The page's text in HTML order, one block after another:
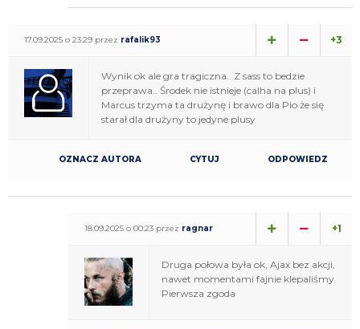
17.09.2025 o 23:29 przez rafalik93 +3
Wynik ok ale gra tragiczna.. Z sass to bedzie
przeprawa.. Środek nie istnieje (calha na plus) i
Marcus trzyma ta drużynę i brawo dla Pio że się
starał dla drużyny to jedyne plusy
OZNACZ AUTORA CYTUJ ODPOWIEDZ
18.09.2025 o 00:23 przez ragnar +1
Druga połowa była ok, Ajax bez akcji,
nawet momentami fajnie klepaliśmy
Pierwsza zgoda